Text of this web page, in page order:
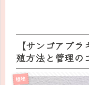
【サンゴアブ
殖方法と管理の
植物